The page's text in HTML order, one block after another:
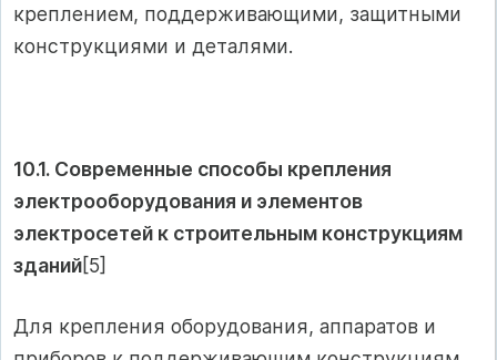
креплением, поддерживающими, защитными
конструкциями и деталями.
10.1. Современные способы крепления
электрооборудования и элементов
электросетей к строительным конструкциям
зданий[5]
Для крепления оборудования, аппаратов и